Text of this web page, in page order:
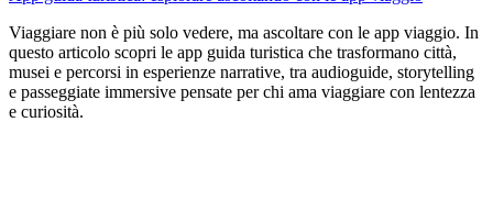
Viaggiare non è più solo vedere, ma ascoltare con le app viaggio. In
questo articolo scopri le app guida turistica che trasformano città,
musei e percorsi in esperienze narrative, tra audioguide, storytelling
e passeggiate immersive pensate per chi ama viaggiare con lentezza
e curiosità.